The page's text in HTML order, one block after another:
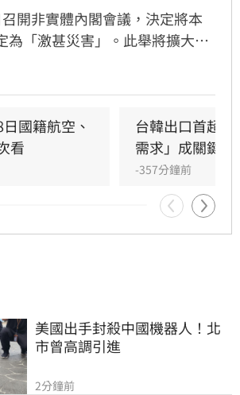
開非實體內閣會議，決定將本
為「激甚災害」。此舉將擴大國
在農業及基礎設施重建工程的補
國籍航空、
看
台韓出口首超
需求」成關鍵
-357分鐘前
美國出手封殺中國機器人！北
市曾高調引進
2分鐘前